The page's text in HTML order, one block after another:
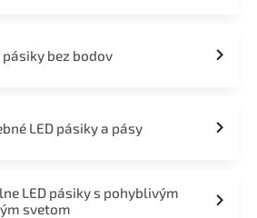
pásiky bez bodov
LED pásiky a pásy
LED pásiky s pohyblivým
svetom